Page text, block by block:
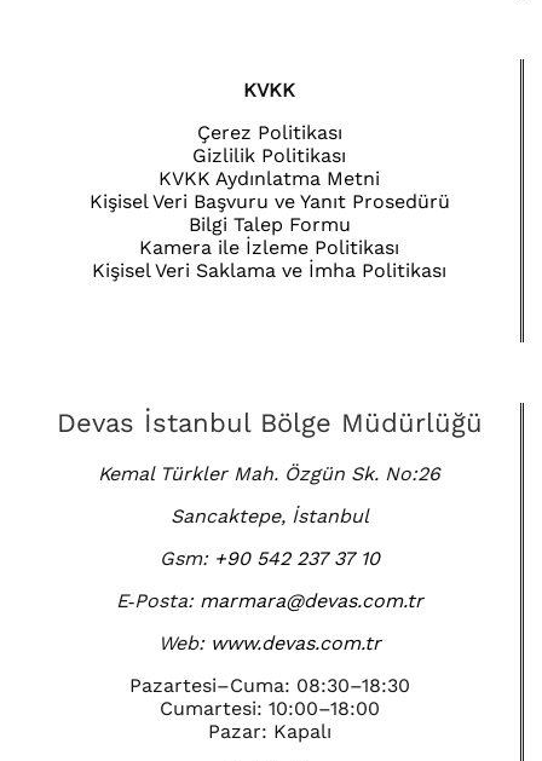
KVKK
Çerez Politikası
Gizlilik Politikası
KVKK Aydınlatma Metni
Kişisel Veri Başvuru ve Yanıt Prosedürü
Bilgi Talep Formu
Kamera ile İzleme Politikası
Kişisel Veri Saklama ve İmha Politikası
Devas İstanbul Bölge Müdürlüğü
Kemal Türkler Mah. Özgün Sk. No:26
Sancaktepe, İstanbul
Gsm: +90 542 237 37 10
E‑Posta: marmara@devas.com.tr
Web: www.devas.com.tr
Pazartesi–Cuma: 08:30–18:30
Cumartesi: 10:00–18:00
Pazar: Kapalı